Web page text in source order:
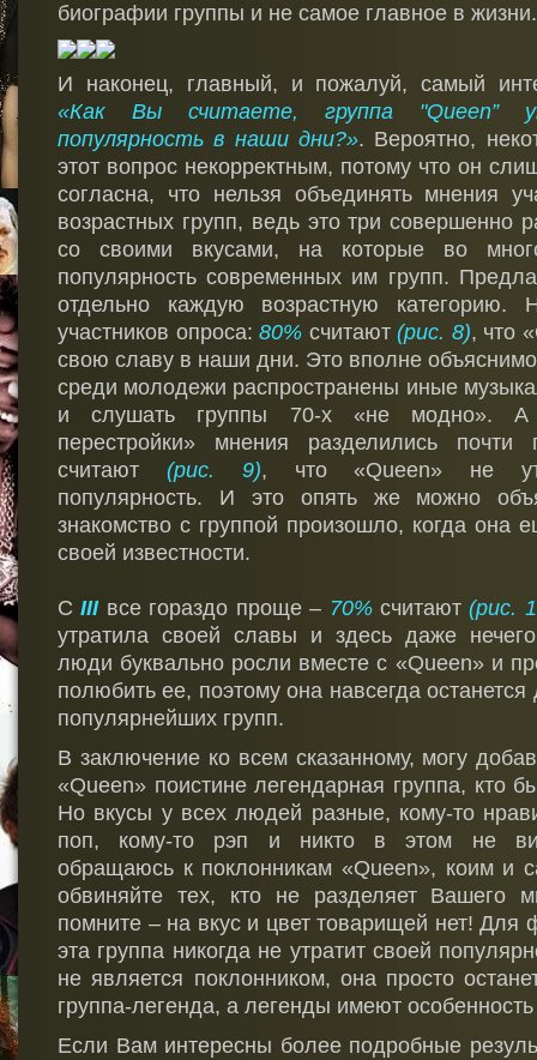
биографии группы и не самое главное в
И наконец, главный, и пожалуй, самый
«Как Вы считаете, группа "Queen”
популярность в наши дни?». Вероятно,
этот вопрос некорректным, потому что он
согласна, что нельзя объединять мнения
возрастных групп, ведь это три совершенно
со своими вкусами, на которые во
популярность современных им групп.
отдельно каждую возрастную
участников опроса: 80% считают (рис. 8), что
свою славу в наши дни. Это вполне
среди молодежи распространены иные
и слушать группы 70-х «не модно».
перестройки» мнения разделились
считают (рис. 9), что «Queen» не
популярность. И это опять же можно
знакомство с группой произошло, когда она
своей известности.
СIIIвсе гораздо проще – 70%считают(рис.
утратила своей славы и здесь даже
люди буквально росли вместе с «Queen» и
полюбить ее, поэтому она навсегда
популярнейших групп.
В заключение ко всем сказанному, могу
«Queen» поистине легендарная группа, кто
Но вкусы у всех людей разные, кому-то
поп, кому-то рэп и никто в этом не
обращаюсь к поклонникам «Queen», коим и
обвиняйте тех, кто не разделяет Вашего
помните – на вкус и цвет товарищей нет! Для
эта группа никогда не утратит своей
не является поклонником, она просто
группа-легенда, а легенды имеют особенность
Если Вам интересны более подробные